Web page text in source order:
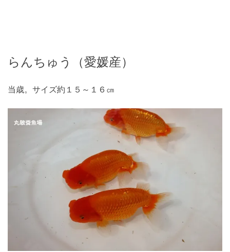
らんちゅう（愛媛産）
当歳。サイズ約１５～１６㎝